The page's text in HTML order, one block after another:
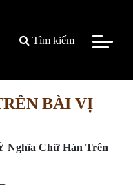
Tìm kiếm
BÀI VỊ
Nghĩa Chữ Hán Trên